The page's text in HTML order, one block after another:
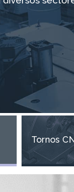
Tornos